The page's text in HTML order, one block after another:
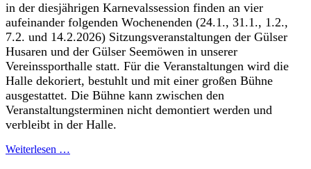
in der diesjährigen Karnevalssession finden an vier
aufeinander folgenden Wochenenden (24.1., 31.1., 1.2.,
7.2. und 14.2.2026) Sitzungsveranstaltungen der Gülser
Husaren und der Gülser Seemöwen in unserer
Vereinssporthalle statt. Für die Veranstaltungen wird die
Halle dekoriert, bestuhlt und mit einer großen Bühne
ausgestattet. Die Bühne kann zwischen den
Veranstaltungsterminen nicht demontiert werden und
verbleibt in der Halle.
Weiterlesen …